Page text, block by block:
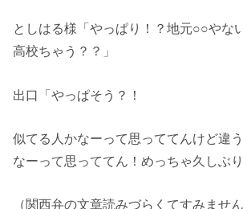
としはる様「やっぱり！？地元○○や
高校ちゃう？？」
出口「やっぱそう？！
似てる人かなーって思っててんけど違
なーって思っててん！めっちゃ久しぶり
（関西弁の文章読みづらくてすみませ